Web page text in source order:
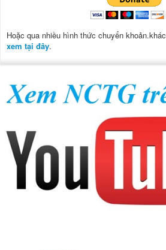
Hoặc qua nhiều hình thức chuyển
xem tại đây.